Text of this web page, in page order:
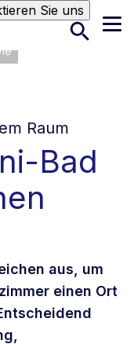
Sie unsSuche
Raum
Bad
aus, um
einen Ort